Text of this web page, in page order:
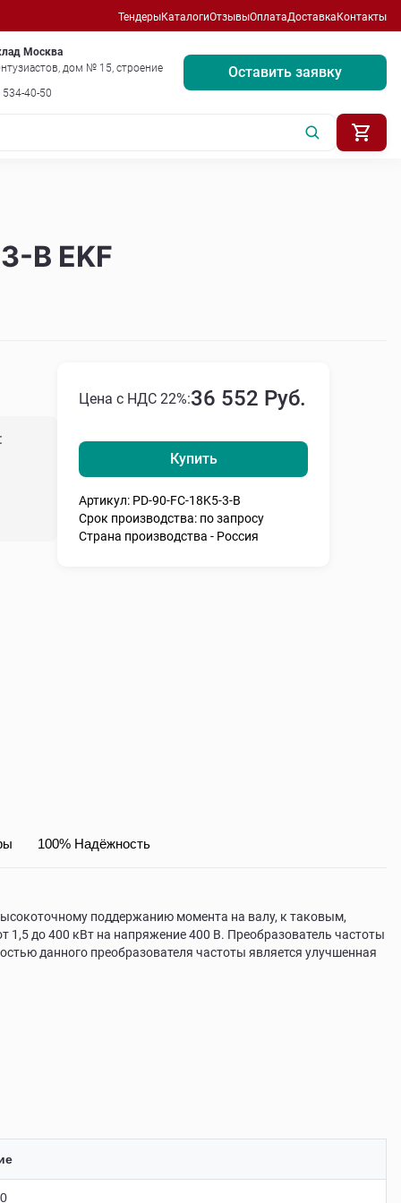
ТендерыКаталогиОтзывыОплатаДоставка Контакты
Москва
дом № 15, строение
40-50
Оставить заявку
B EKF
Цена с НДС 22%:36 552 Руб.
Купить
Артикул: PD-90-FC-18K5-3-B
Срок производства: по запросу
Страна производства - Россия
100% Надёжность
поддержанию момента на валу, к таковым,
до 400 кВт на напряжение 400 В. Преобразователь частоты
данного преобразователя частоты является улучшенная